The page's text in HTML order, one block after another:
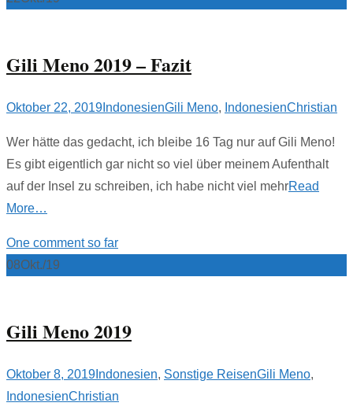
Gili Meno 2019 – Fazit
Oktober 22, 2019 IndonesienGili Meno, IndonesienChristian
Wer hätte das gedacht, ich bleibe 16 Tag nur auf Gili Meno!
Es gibt eigentlich gar nicht so viel über meinem Aufenthalt
auf der Insel zu schreiben, ich habe nicht viel mehrRead
More…
One comment so far
08Okt./19
Gili Meno 2019
Oktober 8, 2019 Indonesien, Sonstige ReisenGili Meno,
IndonesienChristian